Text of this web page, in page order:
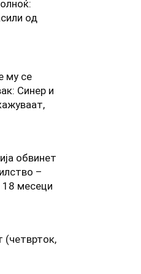
од
му се
Синер и
обвинет
–
18 месеци
(четврток,